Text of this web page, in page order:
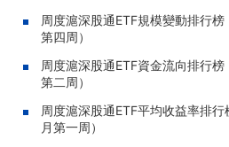
周度滬深股通ETF規模變動排行
第四周）
周度滬深股通ETF資金流向排行
第二周）
周度滬深股通ETF平均收益率排
月第一周）